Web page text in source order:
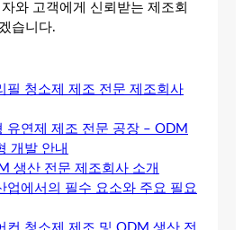
와 고객에게 신뢰받는 제조회
습니다.
필 청소제 제조 전문 제조회사
유연제 제조 전문 공장 – ODM
개발 안내
생산 전문 제조회사 소개
업에서의 필수 요소와 주요 필요